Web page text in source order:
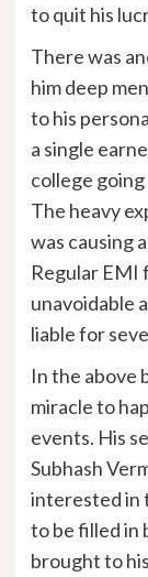
to quit his
There was
him deep
to his
a single
college
The heavy
was causing
Regular EMI
unavoidable
liable for
In the above
miracle to
events. His
Subhash
interested in
to be filled in
brought to